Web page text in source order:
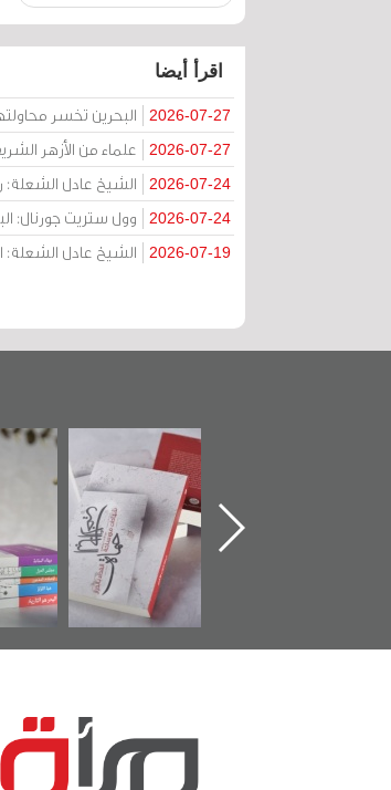
اقرأ أيضا
2026-07-27 البحرين تخسر
2026-07-27 علماء من الأزهر
2026-07-24 الشيخ عادل الشعلة:
2026-07-24 وول ستريت جورنال:
2026-07-19 الشيخ عادل
السهلاوي في ذكراه
"حماة الباب الأخير":
الإصدار الأول عن
اعتصام الدراز
وأحداث ساحة
الفداء لمركز أوال
للدراسات والتوثيق